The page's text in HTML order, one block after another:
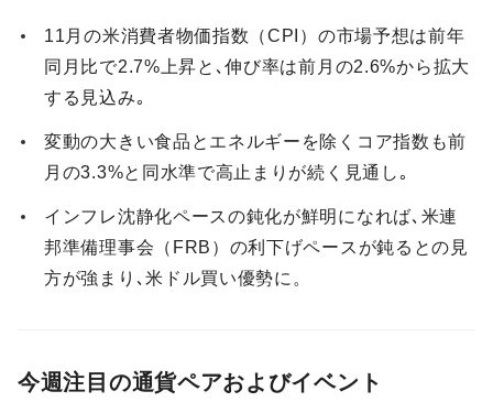
11月の米消費者物価指数（CPI）の市場予想は前年
同月比で2.7%上昇と､伸び率は前月の2.6%から拡大
する見込み｡
変動の大きい食品とエネルギーを除くコア指数も前
月の3.3%と同水準で高止まりが続く見通し｡
インフレ沈静化ペースの鈍化が鮮明になれば､米連
邦準備理事会（FRB）の利下げペースが鈍るとの見
方が強まり､米ドル買い優勢に。
今週注目の通貨ペアおよびイベント